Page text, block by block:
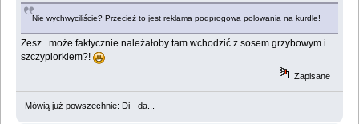
Nie wychwyciliście? Przecież to jest reklama podprogowa polowania na kurdle!
Żesz...może faktycznie należałoby tam wchodzić z sosem grzybowym i
szczypiorkiem?!
Zapisane
Mówią już powszechnie: Di - da...